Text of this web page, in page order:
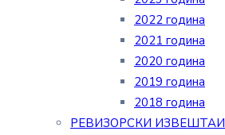
2022 година
2021 година
2020 година
2019 година
2018 година
РЕВИЗОРСКИ ИЗВЕШТАИ